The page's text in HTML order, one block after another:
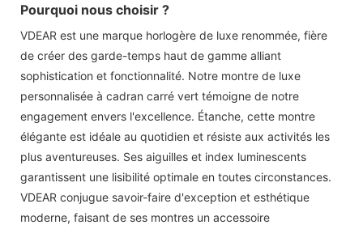
Pourquoi nous choisir ?
VDEAR est une marque horlogère de luxe renommée, fière
de créer des garde-temps haut de gamme alliant
sophistication et fonctionnalité. Notre montre de luxe
personnalisée à cadran carré vert témoigne de notre
engagement envers l'excellence. Étanche, cette montre
élégante est idéale au quotidien et résiste aux activités les
plus aventureuses. Ses aiguilles et index luminescents
garantissent une lisibilité optimale en toutes circonstances.
VDEAR conjugue savoir-faire d'exception et esthétique
moderne, faisant de ses montres un accessoire